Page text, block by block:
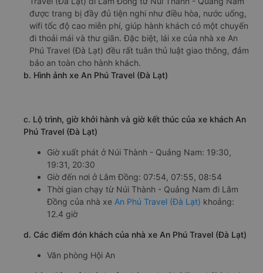
Nhà xe được nhiều khách hàng tin tưởng lựa chọn bởi đội
ngũ nhân viên tư vấn nhiệt tình, tài xế giàu kinh nghiệm
và xe khách chất lượng cao. Dàn xe của nhà xe An Phú
Travel (Đà Lạt) đi Lâm Đồng từ Núi Thành - Quảng Nam
được trang bị đầy đủ tiện nghi như điều hòa, nước uống,
wifi tốc độ cao miễn phí, giúp hành khách có một chuyến
đi thoải mái và thư giãn. Đặc biệt, lái xe của nhà xe An
b. Hình ảnh xe An Phú Travel (Đà Lạt)
c. Lộ trình, giờ khởi hành và giờ kết thúc của xe khách An
Phú Travel (Đà Lạt)
Giờ xuất phát ở Núi Thành - Quảng Nam: 19:30,
19:31, 20:30
Giờ đến nơi ở Lâm Đồng: 07:54, 07:55, 08:54
Thời gian chạy từ Núi Thành - Quảng Nam đi Lâm
12.4 giờ